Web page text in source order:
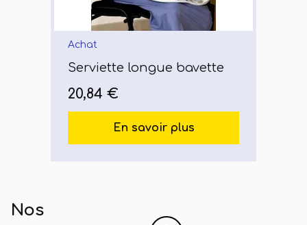
Achat
Serviette longue bavette
20,84 €
En savoir plus
Nos